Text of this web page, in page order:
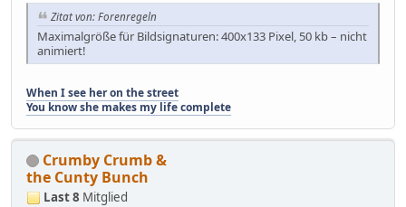
Zitat von: Forenregeln
Maximalgröße für Bildsignaturen: 400x133 Pixel, 50 kb – nicht
animiert!
When I see her on the street
You know she makes my life complete
Crumby Crumb &
the Cunty Bunch
Last 8 Mitglied